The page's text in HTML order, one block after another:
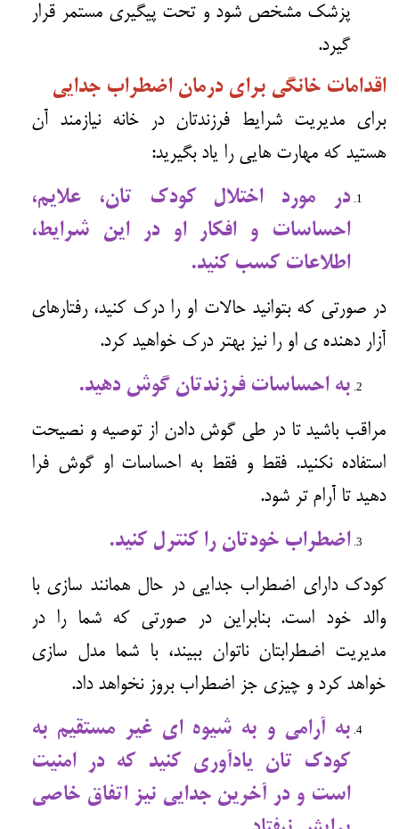
پزشک مشخص شود و تحت پیگیری مستمر قرار
گیرد.
اقدامات خانگی برای درمان اضطراب جدایی
برای مدیریت شرایط فرزندتان در خانه نیازمند آن
هستید که مهارت هایی را یاد بگیرید:
در مورد اختلال کودک تان، علایم،
احساسات و افکار او در این شرایط،
اطلاعات کسب کنید.
در صورتی که بتوانید حالات او را درک کنید، رفتارهای
آزار دهنده ی او را نیز بهتر درک خواهید کرد.
به احساسات فرزندتان گوش دهید.
مراقب باشید تا در طی گوش دادن از توصیه و نصیحت
استفاده نکنید. فقط و فقط به احساسات او گوش فرا
دهید تا آرام تر شود.
اضطراب خودتان را کنترل کنید.
کودک دارای اضطراب جدایی در حال همانند سازی با
والد خود است. بنابراین در صورتی که شما را در
مدیریت اضطرابتان ناتوان ببیند، با شما مدل سازی
خواهد کرد و چیزی جز اضطراب بروز نخواهد داد.
به آرامی و به شیوه ای غیر مستقیم به
کودک تان یادآوری کنید که در امنیت
است و در آخرین جدایی نیز اتفاق خاصی